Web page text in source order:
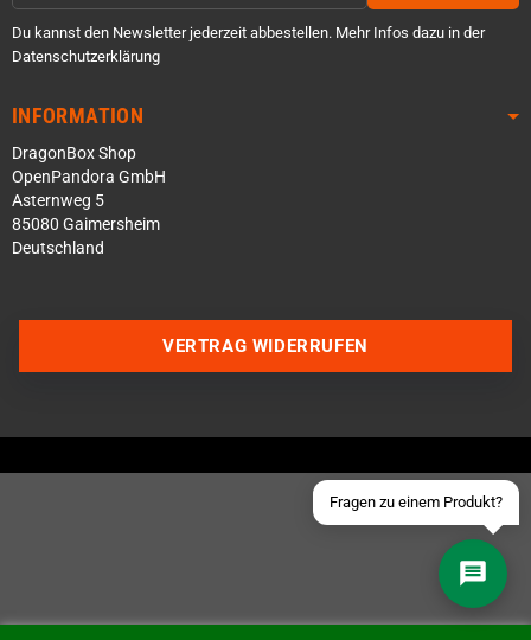
Du kannst den Newsletter jederzeit abbestellen. Mehr Infos dazu in der
Datenschutzerklärung
INFORMATION
DragonBox Shop
OpenPandora GmbH
Asternweg 5
85080 Gaimersheim
Deutschland
Fragen zu einem Produkt?
Schick uns eine eMail
VERTRAG WIDERRUFEN